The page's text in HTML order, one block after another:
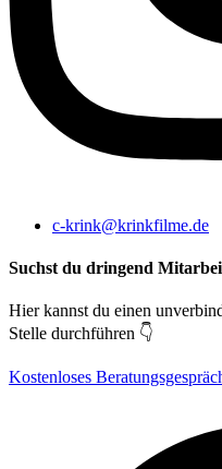
c-krink@krinkfilme.de
Suchst du dringend
Hier kannst du einen
Stelle durchführen 👇
Kostenloses